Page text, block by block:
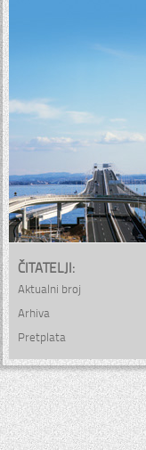
ČITATELJI:
Aktualni broj
Arhiva
Pretplata